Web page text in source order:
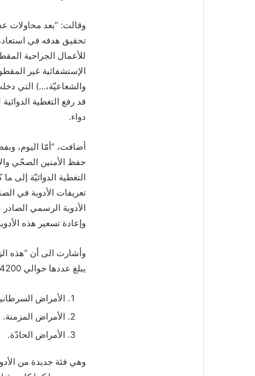
وقالت: “بعد محاولات
تحقيق هدفه في
الإستشفائية غير
دواء.
أضافت، “أمّا اليوم،
حفظ الأمنين الصحّي
التغطية الدوائيّة إلى
تعريفات الأدوية في
وإعادة تسعير هذه
وأشارت الى أن “هذه
يبلغ عددها حوالي 4200 دواء وهي تغطّي كل الأمراض والعلاجات:
الأمراض
الأمراض المزمنة.
الأمراض الحادّة.